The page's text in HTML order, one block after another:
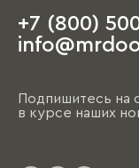
+7 (800)
Подпишитесь на
в курсе наших